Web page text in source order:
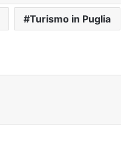
Turismo in Puglia